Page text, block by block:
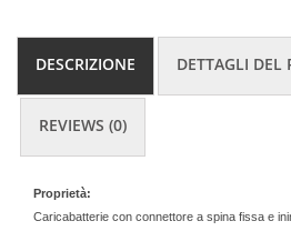
DESCRIZIONE DETTAGLI DEL
REVIEWS (0)
Proprietà:
Caricabatterie con connettore a spina fissa e